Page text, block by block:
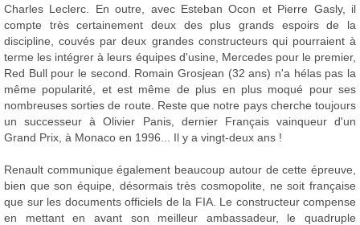
Charles Leclerc. En outre, avec Esteban Ocon et Pierre Gasly, il
compte très certainement deux des plus grands espoirs de la
discipline, couvés par deux grandes constructeurs qui pourraient à
terme les intégrer à leurs équipes d'usine, Mercedes pour le premier,
Red Bull pour le second. Romain Grosjean (32 ans) n'a hélas pas la
même popularité, et est même de plus en plus moqué pour ses
nombreuses sorties de route. Reste que notre pays cherche toujours
un successeur à Olivier Panis, dernier Français vainqueur d'un
Grand Prix, à Monaco en 1996... Il y a vingt-deux ans !
Renault communique également beaucoup autour de cette épreuve,
bien que son équipe, désormais très cosmopolite, ne soit française
que sur les documents officiels de la FIA. Le constructeur compense
en mettant en avant son meilleur ambassadeur, le quadruple